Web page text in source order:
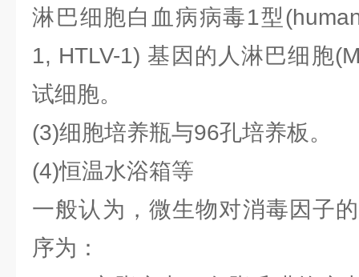
淋巴细胞白血病病毒1型
1, HTLV-1) 基因的人淋巴细胞
试细胞。
(3)细胞培养瓶与96孔培养板。
(4)恒温水浴箱等
一般认为，微生物对消毒因子
序为：